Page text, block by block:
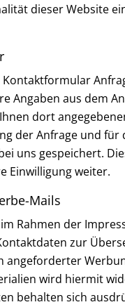
dieser Website
Kontaktformular
Angaben aus dem
dort
der Anfrage und für
uns gespeichert.
Einwilligung weiter.
Mails
Rahmen der
zur
angeforderter
wird hiermit
behalten sich